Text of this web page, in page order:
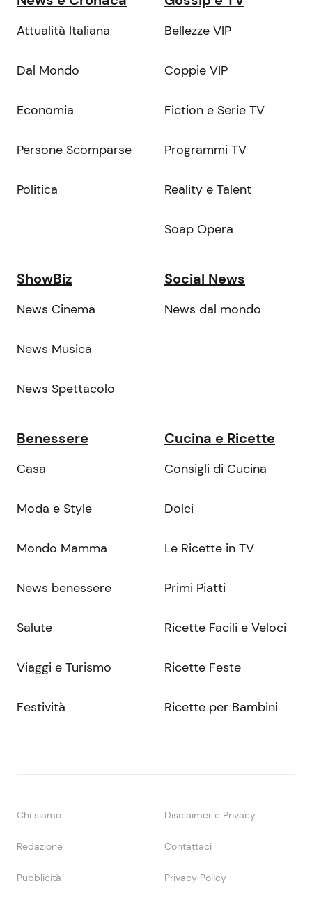
Attualità Italiana
Dal Mondo
Economia
Persone Scomparse
Politica
Bellezze VIP
Coppie VIP
Fiction e Serie TV
Programmi TV
Reality e Talent
Soap Opera
ShowBiz
News Cinema
News Musica
News Spettacolo
Social News
News dal mondo
Benessere
Casa
Moda e Style
Mondo Mamma
News benessere
Salute
Viaggi e Turismo
Festività
Cucina e Ricette
Consigli di Cucina
Dolci
Le Ricette in TV
Primi Piatti
Ricette Facili e Veloci
Ricette Feste
Ricette per Bambini
Chi siamo Disclaimer e Privacy
Redazione Contattaci
Pubblicità Privacy Policy